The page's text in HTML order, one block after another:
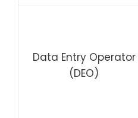
Data Entry Operator
(DEO)